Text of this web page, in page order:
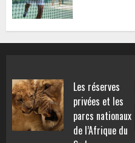
Les réserves
privées et les
parcs nationaux
de l’Afrique du